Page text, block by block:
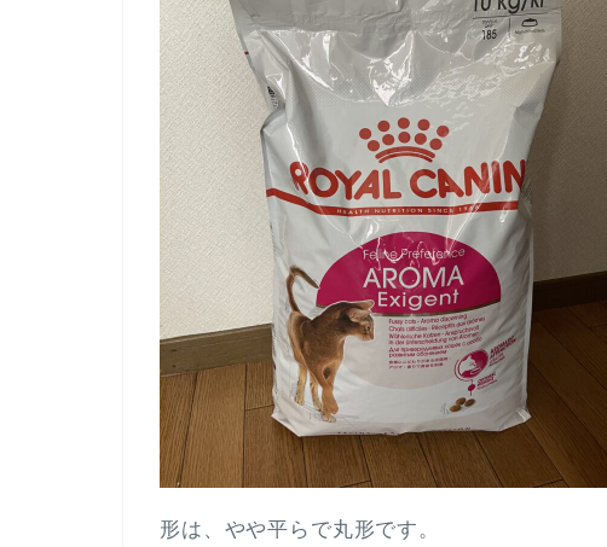
形は、やや平らで丸形です。